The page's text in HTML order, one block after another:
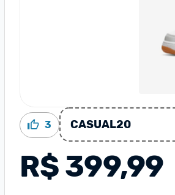
3 CASUAL20
R$ 399,99